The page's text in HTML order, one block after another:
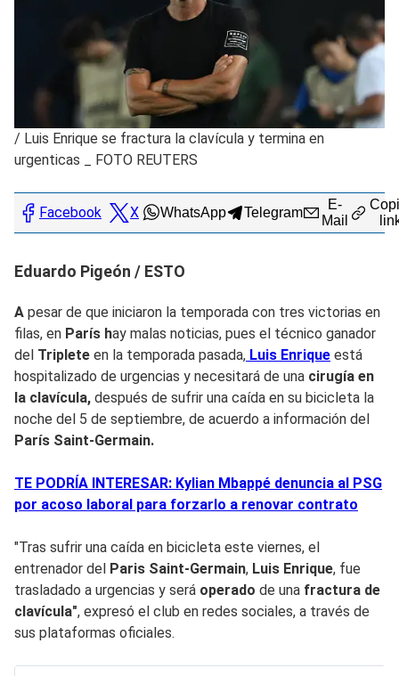
/ Luis Enrique se fractura la clavícula y termina en
urgenticas _ FOTO REUTERS
Facebook X WhatsApp Telegram
E-
Mail
Eduardo Pigeón / ESTO
A pesar de que iniciaron la temporada con tres victorias en
filas, en París hay malas noticias, pues el técnico ganador
del Triplete en la temporada pasada, Luis Enrique está
hospitalizado de urgencias y necesitará de una cirugía en
la clavícula, después de sufrir una caída en su bicicleta la
noche del 5 de septiembre, de acuerdo a información del
París Saint-Germain.
TE PODRÍA INTERESAR: Kylian Mbappé denuncia al PSG
por acoso laboral para forzarlo a renovar contrato
"Tras sufrir una caída en bicicleta este viernes, el
entrenador del Paris Saint-Germain, Luis Enrique, fue
trasladado a urgencias y será operado de una fractura de
clavícula", expresó el club en redes sociales, a través de
sus plataformas oficiales.